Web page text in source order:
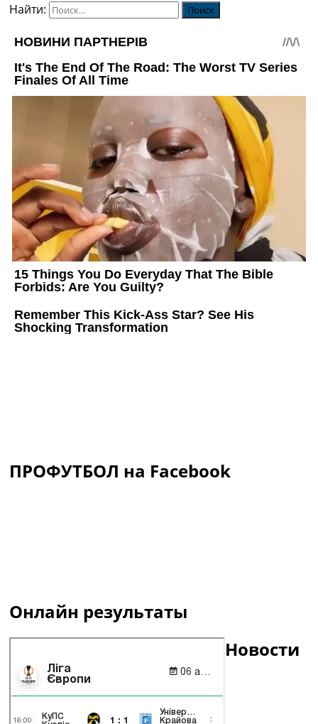
Найти:
ПРОФУТБОЛ на Facebook
Онлайн результаты
Новости